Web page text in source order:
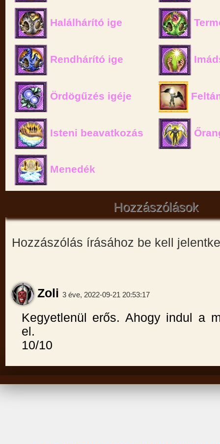
Halálhárító ige
Rendhárító ige
Ördögűzés igéje
Isteni beavatkozás
Menedék
Hozzászólások
Hozzászólás írásához be kell
Zoli 3 éve, 2022-09-21 20:53:17
Kegyetlenül erős. Ahogy indul a
el.
10/10